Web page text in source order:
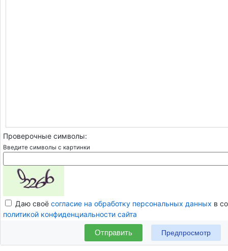
Проверочные символы:
Введите символы с картинки
Даю своё согласие на обработку персональных данных в
политикой конфиденциальности сайта
Отправить